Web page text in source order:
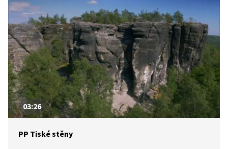
03:26
PP Tiské stěny